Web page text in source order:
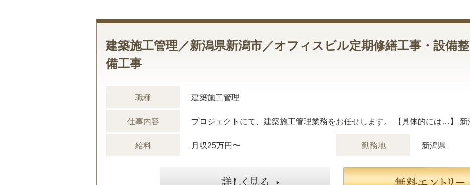
建築施工管理／新潟県新潟市／オフィスビル定期修繕工事・設備整
備工事
職種 建築施工管理
仕事内容
給料 月収25万円〜 勤務地 新潟県